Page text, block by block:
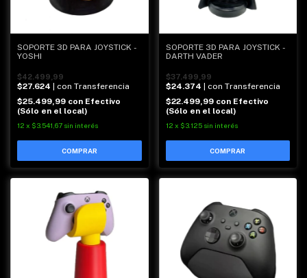
SOPORTE 3D PARA JOYSTICK -
YOSHI
$42.499,99
$27.624 | con Transferencia
$25.499,99 con Efectivo
(Sólo en el local)
12 x $3.541,67 sin interés
SOPORTE 3D PARA JOYSTICK -
DARTH VADER
$37.499,99
$24.374 | con Transferencia
$22.499,99 con Efectivo
(Sólo en el local)
12 x $3.125 sin interés